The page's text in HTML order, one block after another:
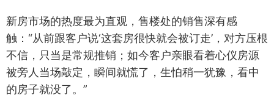
新房市场的热度最为直观，售楼处的销售深有感
触：“从前跟客户说‘这套房很快就会被订走’，对方压根
不信，只当是常规推销；如今客户亲眼看着心仪房源
被旁人当场敲定，瞬间就慌了，生怕稍一犹豫，看中
的房子就没了。”